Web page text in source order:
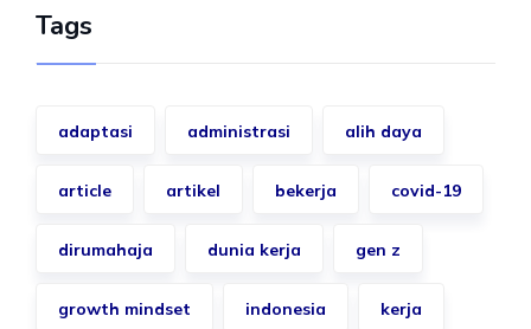
Tags
adaptasi administrasi alih daya
article artikel bekerja covid-19
dirumahaja dunia kerja gen z
growth mindset indonesia kerja